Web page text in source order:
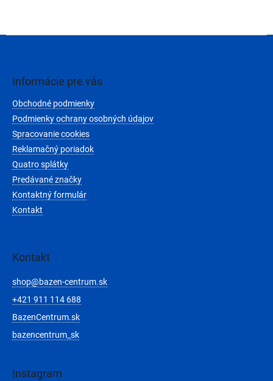
Informácie pre vás
Obchodné podmienky
Podmienky ochrany osobných údajov
Spracovanie cookies
Reklamačný poriadok
Quatro splátky
Predávané značky
Kontaktný formulár
Kontakt
Kontakt
shop@bazen-centrum.sk
+421 911 114 688
BazenCentrum.sk
bazencentrum_sk
Instagram